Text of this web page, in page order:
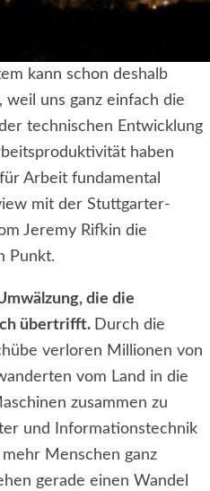
kann schon deshalb
uns ganz einfach die
technischen Entwicklung
haben
Arbeit fundamental
mit der Stuttgarter-
Jeremy Rifkin die
Punkt.
die die
übertrifft. Durch die
verloren Millionen von
vom Land in die
zusammen zu
und Informationstechnik
Menschen ganz
gerade einen Wandel